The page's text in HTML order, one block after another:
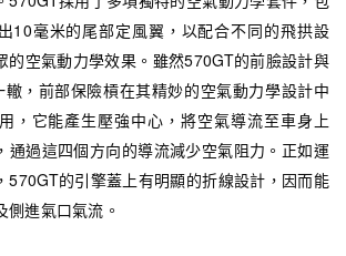
10毫米的尾部定風翼，以配合不同的飛拱設
的空氣動力學效果。雖然570GT的前臉設計與
，前部保險槓在其精妙的空氣動力學設計中
，它能產生壓強中心，將空氣導流至車身上
通過這四個方向的導流減少空氣阻力。正如運
570GT的引擎蓋上有明顯的折線設計，因而能
進氣口氣流。